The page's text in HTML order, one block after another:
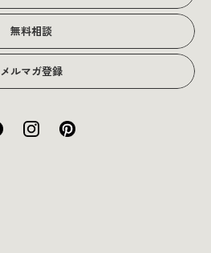
無料相談
メルマガ登録